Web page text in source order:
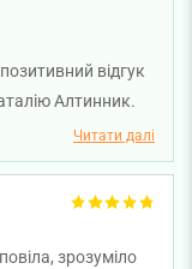
відгук
Алтинник.
візитом доЧитати далі
зрозуміло